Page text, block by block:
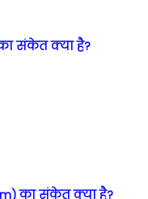
संकेत क्या है?
का संकेत क्या है?